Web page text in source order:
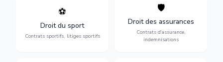
⚽
Droit du sport
Contrats sportifs, litiges sportifs
Expertise en droit sportif :
transferts, sponsoring et
contentieux.
🛡️
Droit des assurances
Contrats d'assurance,
indemnisations
Défense de vos intérêts :
contrats d'assurance,
sinistres et indemnisations
optimales.